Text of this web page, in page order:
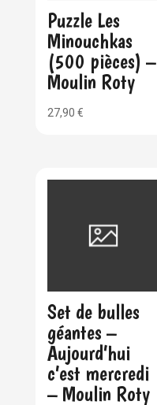
Puzzle Les
Minouchkas
(500 pièces) –
Moulin Roty
27,90 €
Set de bulles
géantes –
Aujourd’hui
c’est mercredi
– Moulin Roty